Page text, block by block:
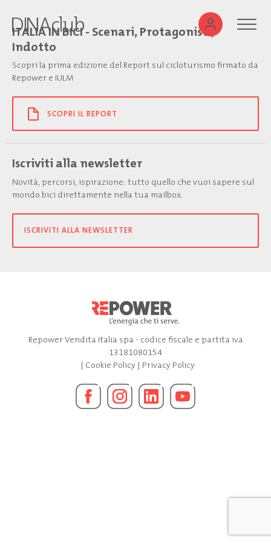
ITALIA IN BICI - Scenari, Protagonisti,
Indotto
Scopri la prima edizione del Report sul cicloturismo firmato da
Repower e IULM
SCOPRI IL REPORT
Iscriviti alla newsletter
Novità, percorsi, ispirazione: tutto quello che vuoi sapere sul
mondo bici direttamente nella tua mailbox.
ISCRIVITI ALLA NEWSLETTER
Repower Vendita Italia spa - codice fiscale e partita iva
13181080154
| Cookie Policy| Privacy Policy